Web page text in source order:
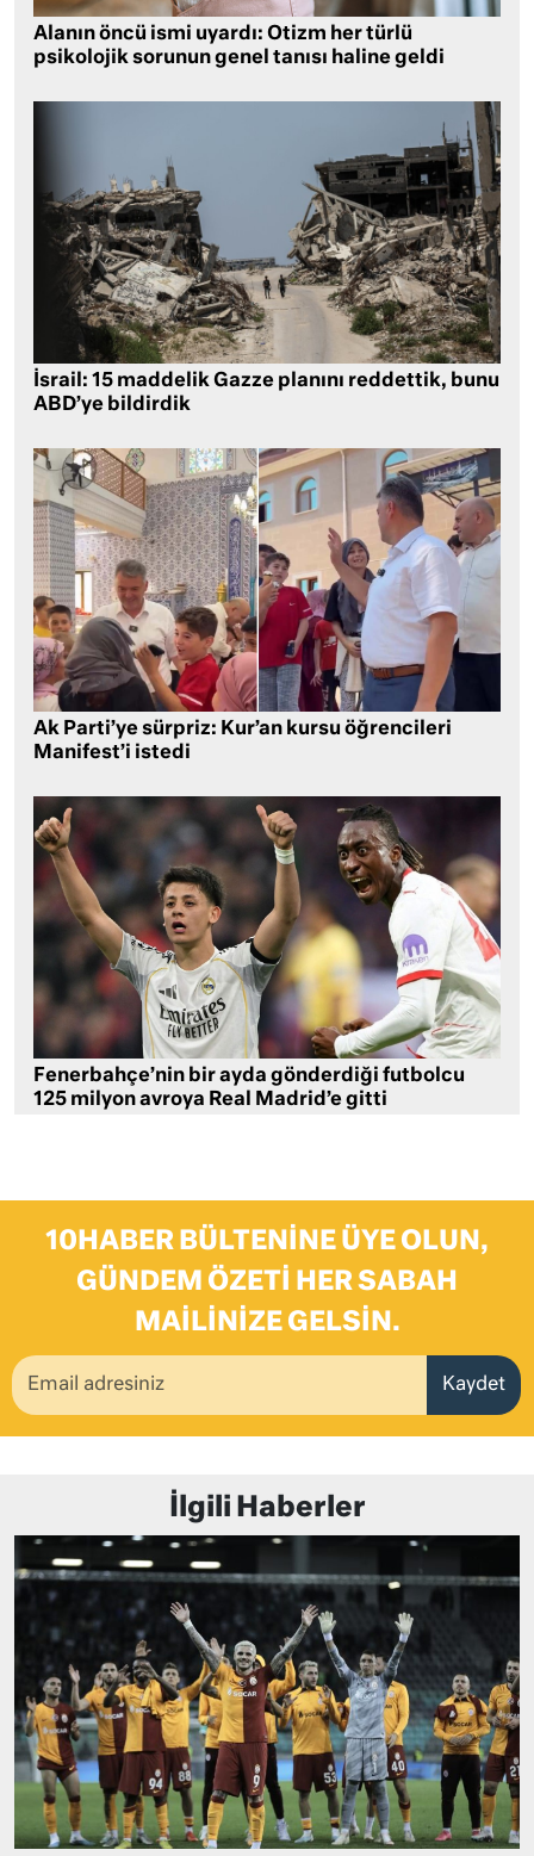
Alanın öncü ismi uyardı: Otizm her türlü
psikolojik sorunun genel tanısı haline geldi
İsrail: 15 maddelik Gazze planını reddettik, bunu
ABD’ye bildirdik
Ak Parti’ye sürpriz: Kur’an kursu öğrencileri
Manifest’i istedi
Fenerbahçe’nin bir ayda gönderdiği futbolcu
125 milyon avroya Real Madrid’e gitti
10HABER BÜLTENINE ÜYE OLUN,
GÜNDEM ÖZETI HER SABAH
MAILINIZE GELSIN.
Kaydet
İlgili Haberler